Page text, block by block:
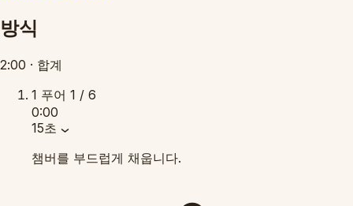
방식
2:00 · 합계
1 푸어 1 / 6
0:00
15초
챔버를 부드럽게 채웁니다.